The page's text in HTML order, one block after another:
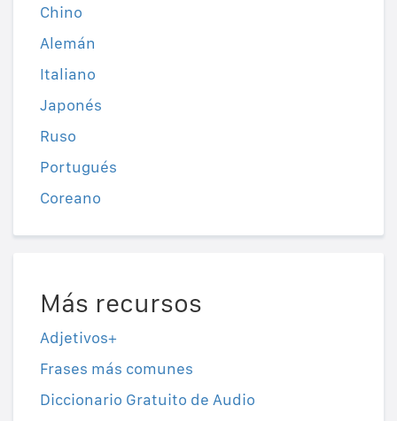
Chino
Alemán
Italiano
Japonés
Ruso
Portugués
Coreano
Más recursos
Adjetivos+
Frases más comunes
Diccionario Gratuito de Audio